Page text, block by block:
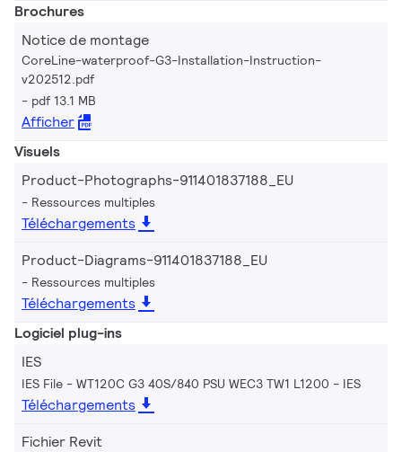
Brochures
Notice de montage
CoreLine-waterproof-G3-Installation-Instruction-
v202512.pdf
pdf 13.1 MB
Afficher
Visuels
Product-Photographs-911401837188_EU
Ressources multiples
Téléchargements
Product-Diagrams-911401837188_EU
Ressources multiples
Téléchargements
Logiciel plug-ins
IES
IES File - WT120C G3 40S/840 PSU WEC3 TW1 L1200 IES
Téléchargements
Fichier Revit